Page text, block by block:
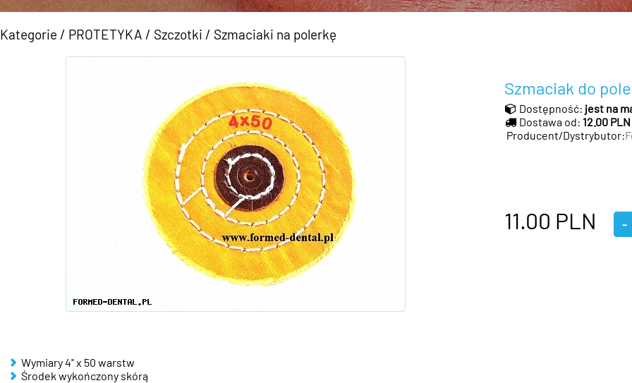
Kategorie / PROTETYKA / Szczotki / Szmaciaki na polerkę
Szmaciak do
Dostępność: jest na
Dostawa od: 12.00 PLN
Producent/Dystrybutor:
11.00 PLN
Wymiary 4'' x 50 warstw
Środek wykończony skórą